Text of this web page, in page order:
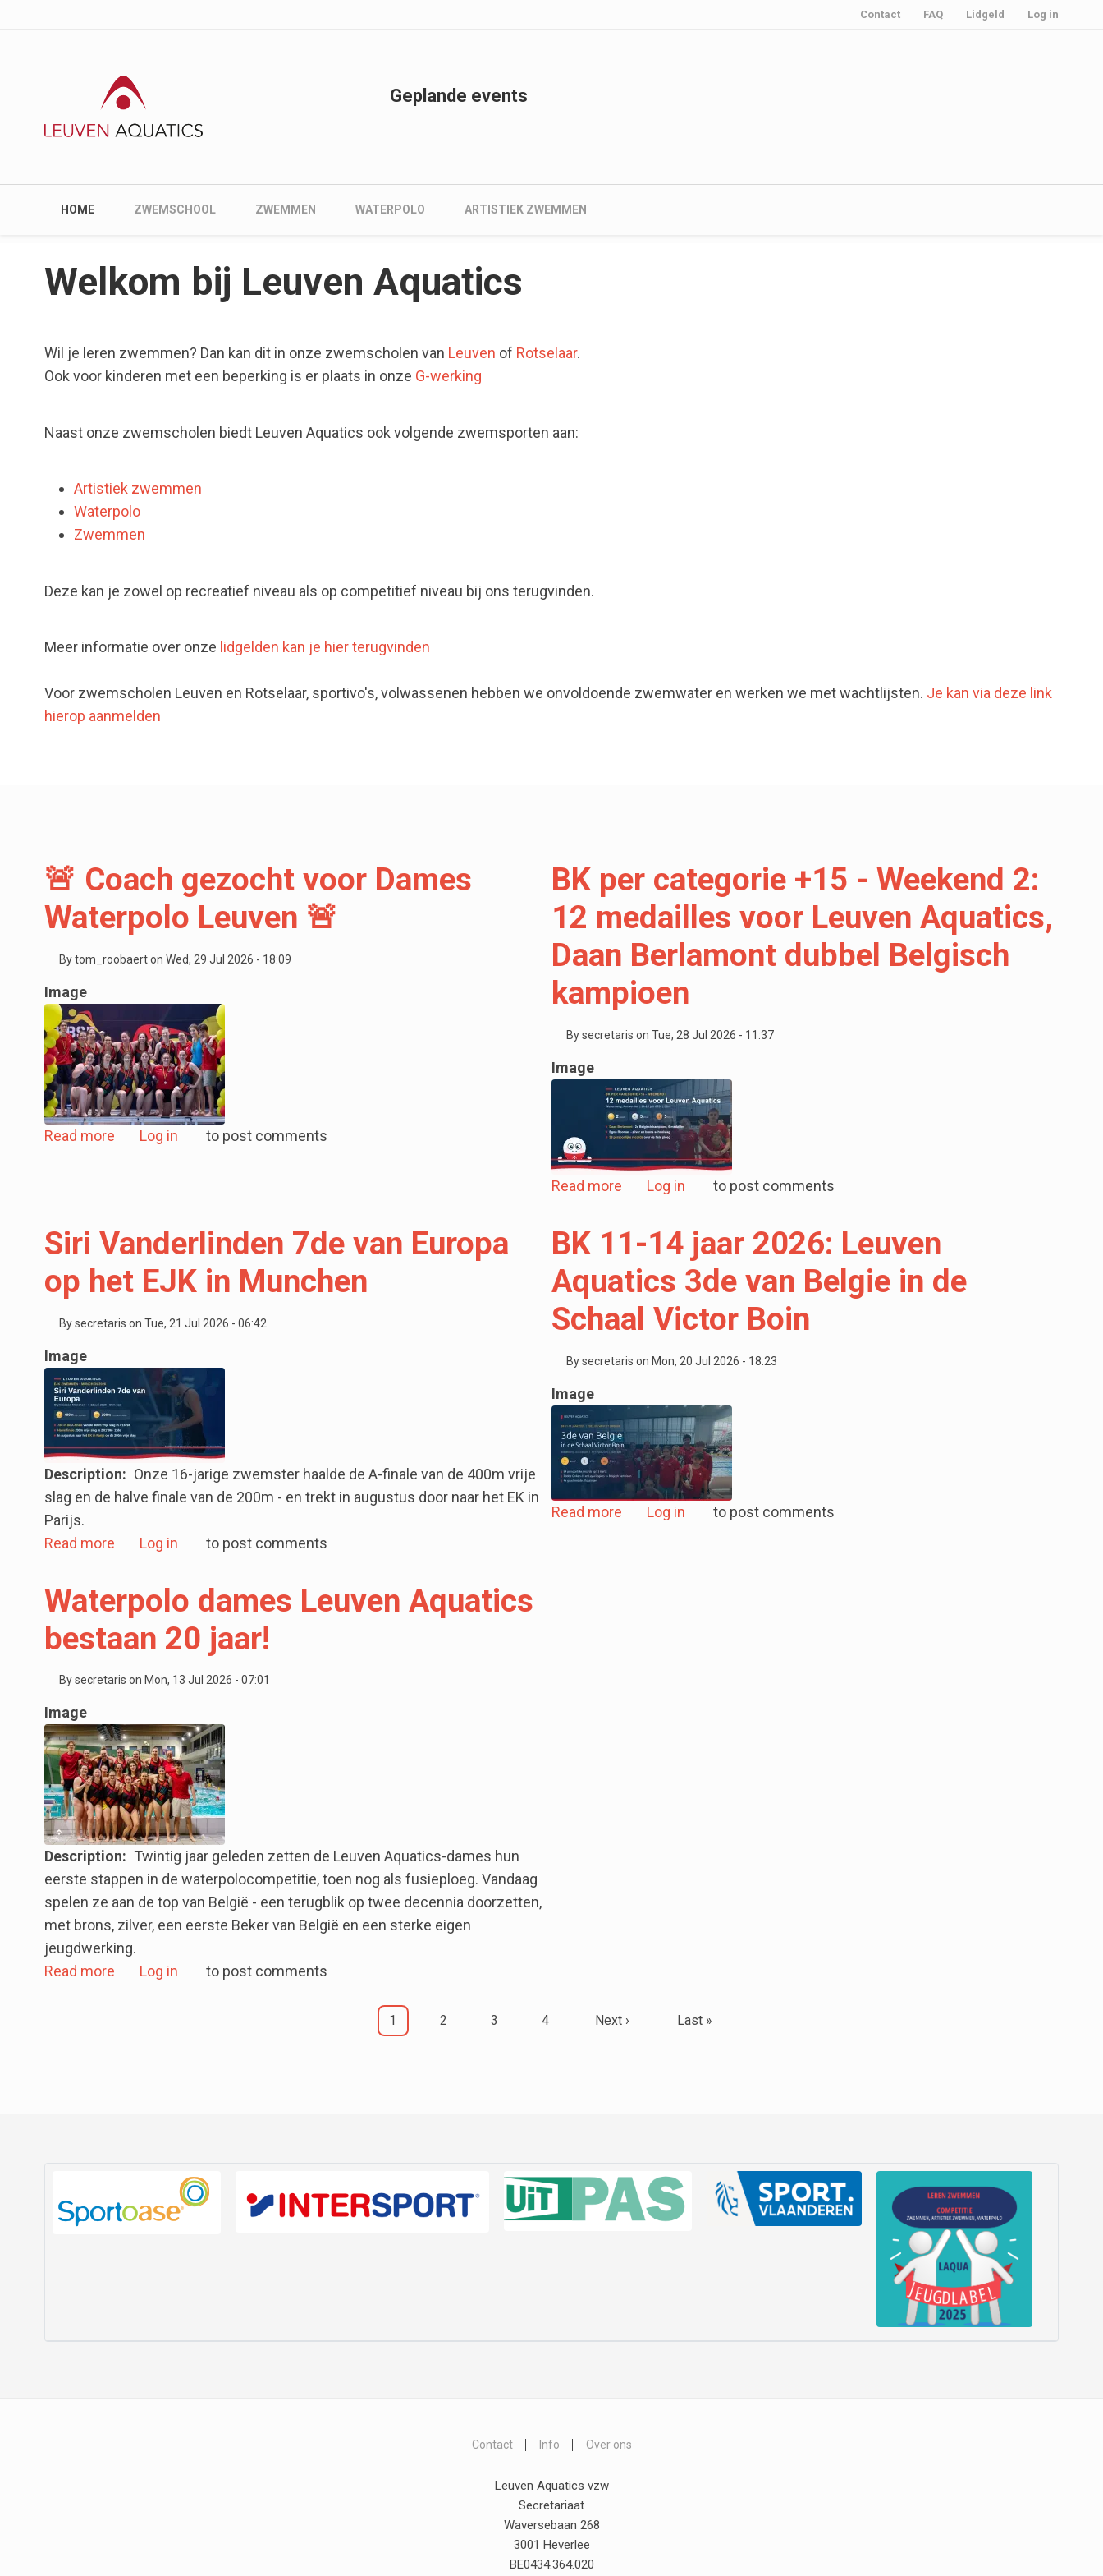
Contact FAQ Lidgeld Log in
Geplande events
Main navigation
HOME ZWEMSCHOOL ZWEMMEN WATERPOLO ARTISTIEK ZWEMMEN
Welkom bij Leuven Aquatics
Wil je leren zwemmen? Dan kan dit in onze zwemscholen van Leuven of Rotselaar.
Ook voor kinderen met een beperking is er plaats in onze G-werking
Naast onze zwemscholen biedt Leuven Aquatics ook volgende zwemsporten aan:
Artistiek zwemmen
Waterpolo
Zwemmen
Deze kan je zowel op recreatief niveau als op competitief niveau bij ons terugvinden.
Meer informatie over onze lidgelden kan je hier terugvinden
Voor zwemscholen Leuven en Rotselaar, sportivo's, volwassenen hebben we onvoldoende zwemwater en werken we met wachtlijsten. Je kan via deze link
hierop aanmelden
🚨 Coach gezocht voor Dames
Waterpolo Leuven 🚨
Bytom_roobaerton Wed, 29 Jul 2026 - 18:09
Image
Read more about 🚨 Coach gezocht voor Dames Waterpolo Leuven 🚨
Log in to post comments
BK per categorie +15 - Weekend 2:
12 medailles voor Leuven Aquatics,
Daan Berlamont dubbel Belgisch
kampioen
Bysecretaris on Tue, 28 Jul 2026 - 11:37
Image
Read more about BK per categorie +15 - Weekend 2: 12 medailles voor Leuven
Log in to post comments
Siri Vanderlinden 7de van Europa
op het EJK in Munchen
Bysecretaris on Tue, 21 Jul 2026 - 06:42
Image
Description
Onze 16-jarige zwemster haalde de A-finale van de 400m vrije
slag en de halve finale van de 200m - en trekt in augustus door naar het EK in
Parijs.
Read more about Siri Vanderlinden 7de van Europa op het EJK in Munchen
Log in to post comments
BK 11-14 jaar 2026: Leuven
Aquatics 3de van Belgie in de
Schaal Victor Boin
Bysecretaris on Mon, 20 Jul 2026 - 18:23
Image
Read more about BK 11-14 jaar 2026: Leuven Aquatics 3de van Belgie in de Schaal
Log in to post comments
Waterpolo dames Leuven Aquatics
bestaan 20 jaar!
Bysecretaris on Mon, 13 Jul 2026 - 07:01
Image
Description
Twintig jaar geleden zetten de Leuven Aquatics-dames hun
eerste stappen in de waterpolocompetitie, toen nog als fusieploeg. Vandaag
spelen ze aan de top van België - een terugblik op twee decennia doorzetten,
met brons, zilver, een eerste Beker van België en een sterke eigen
jeugdwerking.
Read more about Waterpolo dames Leuven Aquatics bestaan 20 jaar!
Log in to post comments
Current page
1 Page
2 Page
3 Page
4 Next page
Next › Last page
Last »
Contact Info Over ons
Leuven Aquatics vzw
Secretariaat
Waversebaan 268
3001 Heverlee
BE0434.364.020